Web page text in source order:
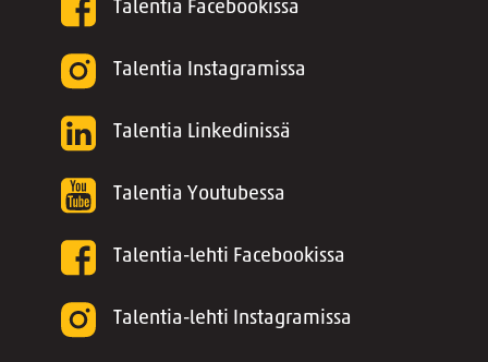
Talentia Facebookissa
Talentia Instagramissa
Talentia Linkedinissä
Talentia Youtubessa
Talentia-lehti Facebookissa
Talentia-lehti Instagramissa